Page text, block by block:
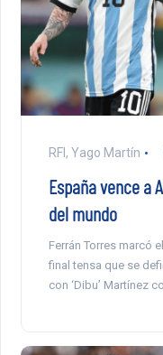
RFI, Yago Martín
España vence a
del mundo
Ferrán Torres marcó
final tensa que se
con ‘Dibu’ Martínez